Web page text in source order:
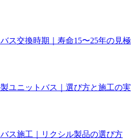
ス交換時期｜寿命15〜25年の見極
ユニットバス｜選び方と施工の実
ス施工｜リクシル製品の選び方